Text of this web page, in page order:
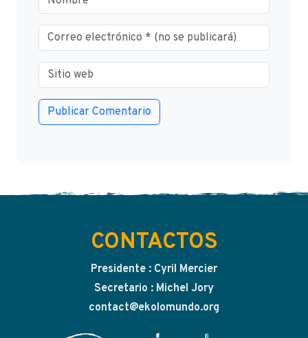
CONTACTOS
Presidente : Cyril Mercier
Secretario : Michel Jory
contact@ekolomundo.org